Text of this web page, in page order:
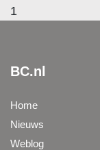
1
BC.nl
Home
Nieuws
Weblog